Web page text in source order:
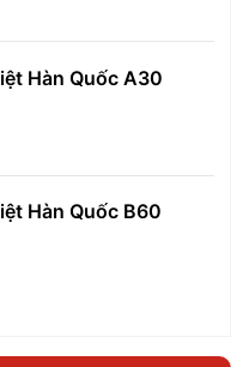
Hàn Quốc A30
Hàn Quốc B60